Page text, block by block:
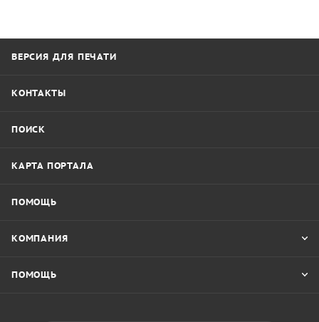
ВЕРСИЯ ДЛЯ ПЕЧАТИ
КОНТАКТЫ
ПОИСК
КАРТА ПОРТАЛА
ПОМОЩЬ
КОМПАНИЯ
ПОМОЩЬ